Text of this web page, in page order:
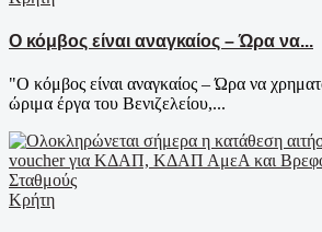
Ο κόμβος είναι αναγκαίος – Ώρα να...
"Ο κόμβος είναι αναγκαίος – Ώρα να
ώριμα έργα του Βενιζελείου,...
Κρήτη